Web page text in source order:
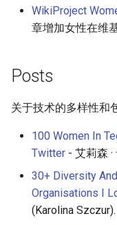
WikiProject
章增加女性在维
Posts
关于技术的多样性和
100 Women In
Twitter - 艾莉森
30+ Diversity
Organisations I
(Karolina Szczur).